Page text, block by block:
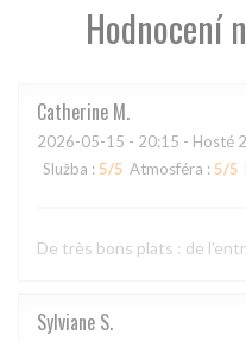
Hodnocení
Catherine M
2026-05-15 - 20:15 - Hosté 2
Služba : 5/5 Atmosféra : 5/5
De très bons plats : de
Sylviane S